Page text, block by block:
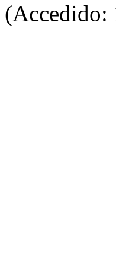
(Accedido: